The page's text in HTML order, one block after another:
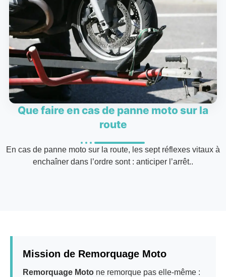
Que faire en cas de panne moto sur la
route
En cas de panne moto sur la route, les sept réflexes vitaux à
enchaîner dans l’ordre sont : anticiper l’arrêt..
Mission de Remorquage Moto
Remorquage Moto ne remorque pas elle-même :